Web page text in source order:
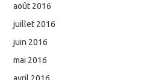
août 2016
juillet 2016
juin 2016
mai 2016
avril 2016